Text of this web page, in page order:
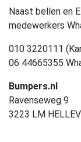
Naast bellen en
medewerkers
010 3220111
06 44665355
Bumpers.nl
Ravenseweg 9
3223 LM